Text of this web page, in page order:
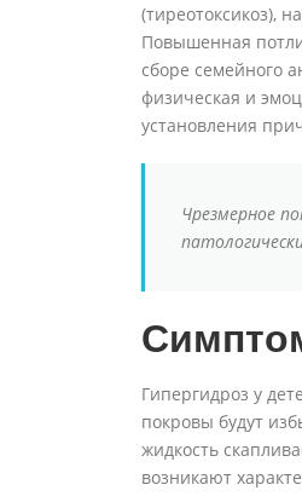
(тиреотоксикоз),
Повышенная
сборе семейного
физическая и
установления
Чрезмерное
Гипергидроз у
покровы будут
жидкость
возникают